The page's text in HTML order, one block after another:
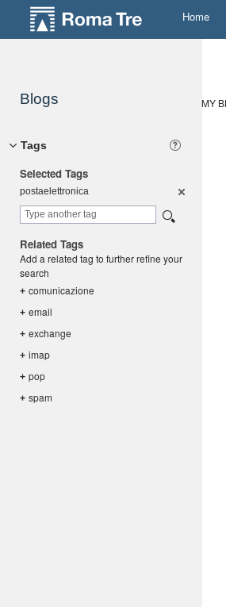
Home
Blogs MY
Tags
Selected Tags
postaelettronica
Related Tags
Add a related tag to further refine your
search
+ comunicazione
+ email
+ exchange
+ imap
+ pop
+ spam